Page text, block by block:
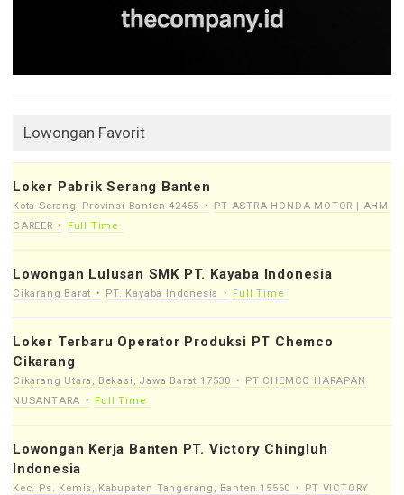
Lowongan Favorit
Loker Pabrik Serang Banten
Kota Serang, Provinsi Banten 42455
PT ASTRA HONDA MOTOR | AHM
CAREER
Full Time
Lowongan Lulusan SMK PT. Kayaba Indonesia
Cikarang Barat PT. Kayaba Indonesia Full Time
Loker Terbaru Operator Produksi PT Chemco
Cikarang
Cikarang Utara, Bekasi, Jawa Barat 17530
PT CHEMCO HARAPAN
NUSANTARA
Full Time
Lowongan Kerja Banten PT. Victory Chingluh
Indonesia
Kec. Ps. Kemis, Kabupaten Tangerang, Banten 15560
PT VICTORY